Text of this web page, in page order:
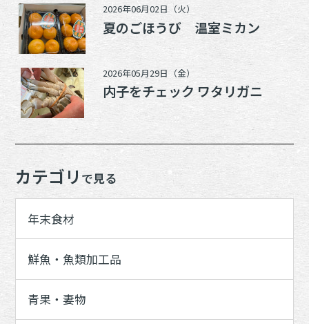
2026年06月02日（火）
夏のごほうび 温室ミカン
2026年05月29日（金）
内子をチェック ワタリガニ
カテゴリで見る
年末食材
鮮魚・魚類加工品
青果・妻物